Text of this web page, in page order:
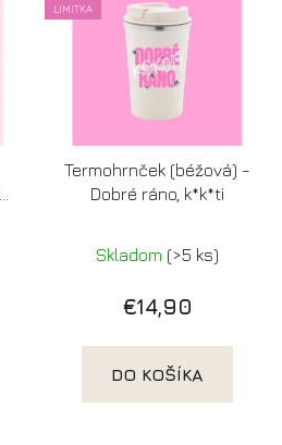
LIMITKA
Termohrnček (béžová) -
Dobré ráno, k*k*ti
Skladom (>5 ks)
€14,90
DO KOŠÍKA